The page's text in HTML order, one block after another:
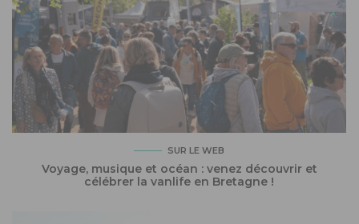
SUR LE WEB
Voyage, musique et océan : venez découvrir et
célébrer la vanlife en Bretagne !